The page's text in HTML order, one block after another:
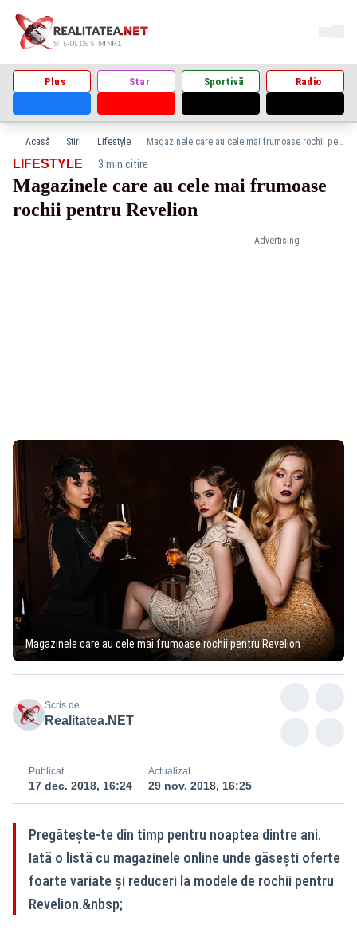
Plus Star Sportivă Radio
Acasă Știri Lifestyle Magazinele care au cele mai frumoase rochii pentru Revelion
Advertising
LIFESTYLE· 3 min citire
Magazinele care au cele mai frumoase
rochii pentru Revelion
Magazinele care au cele mai frumoase rochii pentru Revelion
Scris de
Realitatea.NET
Publicat
17 dec. 2018, 16:24
Actualizat
29 nov. 2018, 16:25
Pregătește-te din timp pentru noaptea dintre ani.
Iată o listă cu magazinele online unde găsești oferte
foarte variate și reduceri la modele de rochii pentru
Revelion.&nbsp;